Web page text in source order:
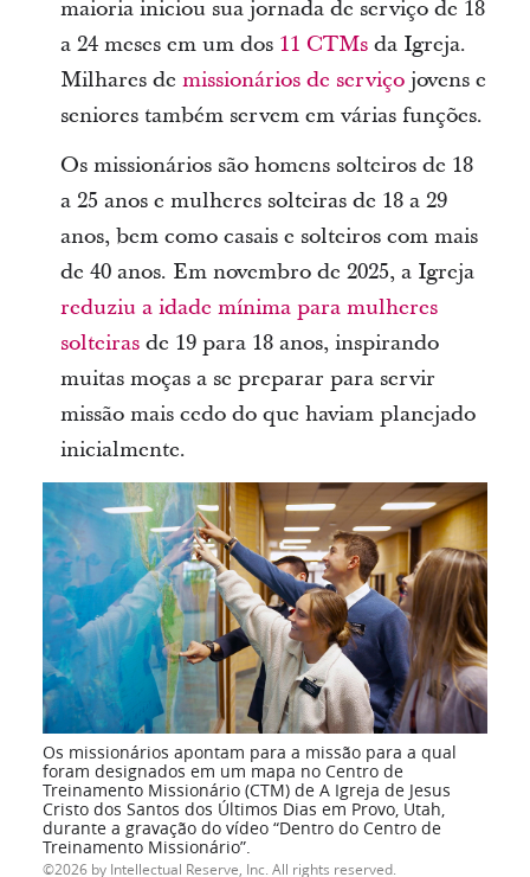
maioria iniciou sua jornada de serviço de 18
a 24 meses em um dos 11 CTMsda Igreja.
Milhares de missionários de serviçojovens e
seniores também servem em várias funções.
Os missionários são homens solteiros de 18
a 25 anos e mulheres solteiras de 18 a 29
anos, bem como casais e solteiros com mais
de 40 anos. Em novembro de 2025, a Igreja
reduziu a idade mínima para mulheres
solteirasde 19 para 18 anos, inspirando
muitas moças a se preparar para servir
missão mais cedo do que haviam planejado
inicialmente.
Os missionários apontam para a missão para a qual
foram designados em um mapa no Centro de
Treinamento Missionário (CTM) de A Igreja de Jesus
Cristo dos Santos dos Últimos Dias em Provo, Utah,
durante a gravação do vídeo “Dentro do Centro de
Treinamento Missionário”.
2026 by Intellectual Reserve, Inc. All rights reserved.